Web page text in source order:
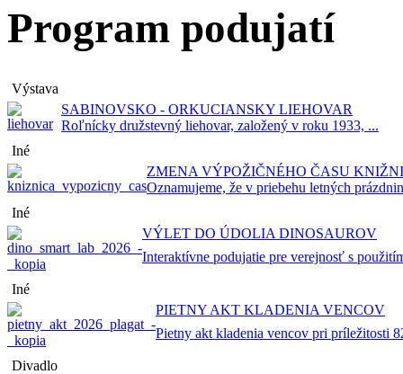
Program podujatí
Výstava
SABINOVSKO - ORKUCIANSKY LIEHOVAR
Roľnícky družstevný liehovar, založený v roku 1933, ...
Iné
ZMENA VÝPOŽIČNÉHO ČASU
Oznamujeme, že v priebehu letných
Iné
VÝLET DO ÚDOLIA DINOSAUROV
Interaktívne podujatie pre verejnosť s
Iné
PIETNY AKT KLADENIA VENCOV
Pietny akt kladenia vencov pri príležitosti
Divadlo